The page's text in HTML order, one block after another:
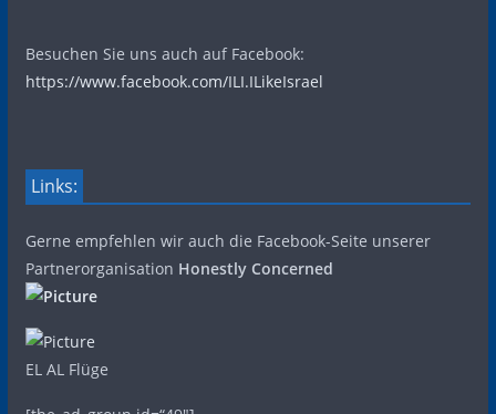
Besuchen Sie uns auch auf Facebook:
https://www.facebook.com/ILI.ILikeIsrael
Links:
Gerne empfehlen wir auch die Facebook-Seite unserer
Partnerorganisation Honestly Concerned
EL AL Flüge